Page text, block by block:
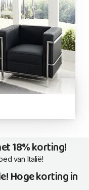
18% korting!
van Italië!
Hoge korting in